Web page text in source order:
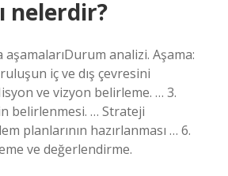
nelerdir?
analizi. Aşama:
iç ve dış çevresini
ve vizyon belirleme. … 3.
belirlenmesi. … Strateji
planlarının hazırlanması … 6.
ve değerlendirme.